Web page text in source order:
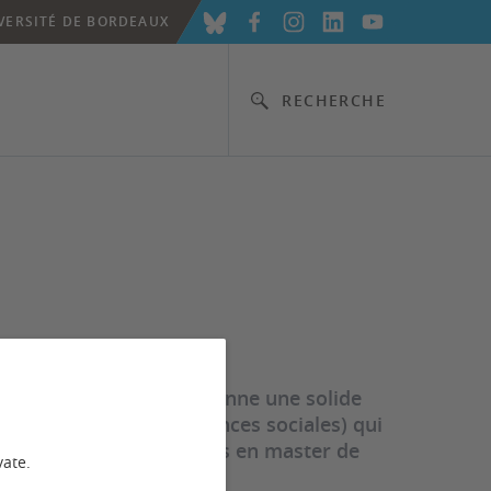
RECHERCHE
DE BORDEAUX
de Bordeaux donne une solide
gestion, autres sciences sociales) qui
une poursuite d’études en master de